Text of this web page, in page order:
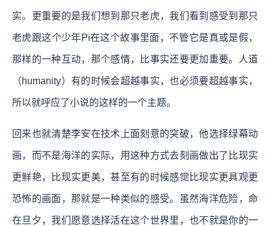
实。更重要的是我们想到那只老虎，我们看到感受到那只
老虎跟这个少年Pi在这个故事里面，不管它是真或是假，
那样的一种互动，那个感情，比事实还要更加重要。人道
（humanity）有的时候会超越事实，也必须要超越事实，
所以就呼应了小说的这样的一个主题。
回来也就清楚李安在技术上面刻意的突破，他选择绿幕动
画，而不是海洋的实际，用这种方式去刻画做出了比现实
更鲜艳，比现实更美，甚至有的时候感觉比现实更具观更
恐怖的画面，那就是一种类似的感受。虽然海洋危险，命
在旦夕，我们愿意选择活在这个世界里，也不就是你的一